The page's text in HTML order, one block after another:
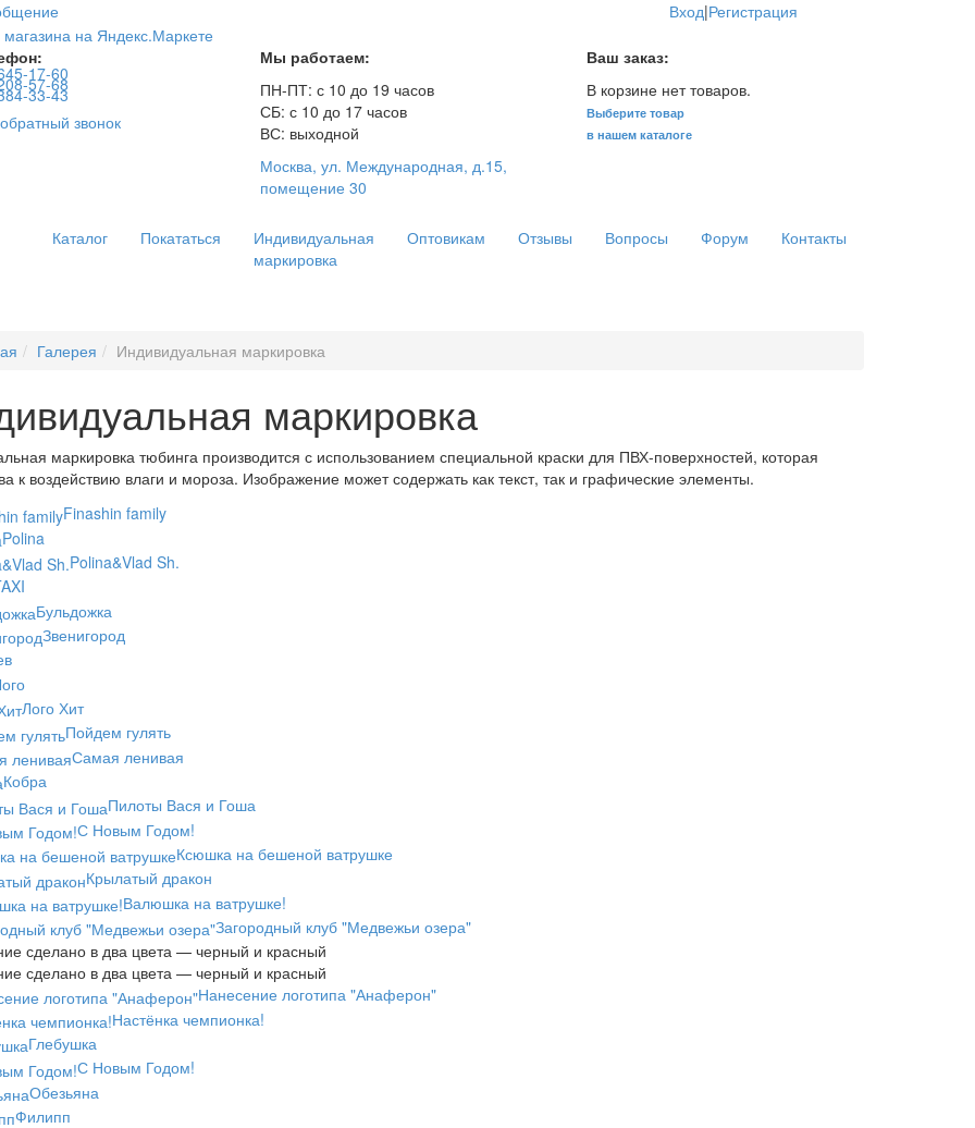
Вход|Регистрация
17-60
57-68
33-43
обратный звонок
Мы работаем:
ПН-ПТ: с 10 до 19 часов
СБ: с 10 до 17 часов
ВС: выходной
Москва, ул. Международная, д.15,
помещение 30
Ваш заказ:
В корзине нет товаров.
Выберите товар
в нашем каталоге
Каталог Покататься
Индивидуальная
маркировка
Оптовикам Отзывы Вопросы Форум Контакты
Галерея Индивидуальная маркировка
маркировка
маркировка тюбинга производится с использованием специальной краски для ПВХ-поверхностей, которая
к воздействию влаги и мороза. Изображение может содержать как текст, так и графические элементы.
Finashin family
Polina
Polina&Vlad Sh.
Бульдожка
Звенигород
Лого Хит
Пойдем гулять
Самая ленивая
Кобра
Пилоты Вася и Гоша
С Новым Годом!
Ксюшка на бешеной ватрушке
Крылатый дракон
Валюшка на ватрушке!
Загородный клуб "Медвежьи озера"
сделано в два цвета — черный и красный
сделано в два цвета — черный и красный
Нанесение логотипа "Анаферон"
Настёнка чемпионка!
Глебушка
С Новым Годом!
Обезьяна
Филипп